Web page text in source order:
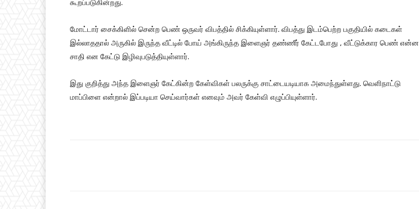
கூறப்படுகின்றது.
மோட்டார் சைக்கிளில் சென்ற பெண் ஒருவர் விபத்தில் சிக்கியுள்ளார். விபத்து இடம்பெற்ற பகுதியில் கடைகள்
இல்லாததால் அருகில் இருந்த வீட்டில் போய் அங்கிருந்த இளைஞர் தண்ணீர் கேட்டபோது , வீட்டுக்கார பெண் என்ன
சாதி என கேட்டு இழிவுபடுத்தியுள்ளார்.
இது குறித்து அந்த இளைஞர் கேட்கின்ற கேள்விகள் பலருக்கு சாட்டையடியாக அமைந்துள்ளது. வெளிநாட்டு
மாப்பிளை என்றால் இப்படியா செய்வார்கள் எனவும் அவர் கேள்வி எழுப்பியுள்ளார்.